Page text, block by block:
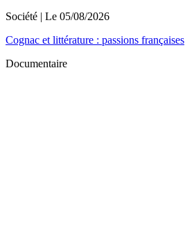
Société | Le 05/08/2026
Cognac et littérature : passions françaises
Documentaire